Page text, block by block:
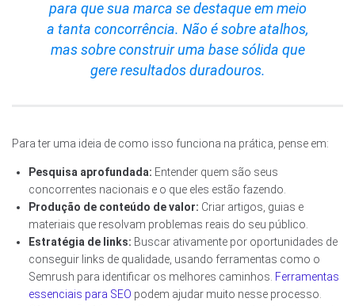
para que sua marca se destaque em meio
a tanta concorrência. Não é sobre atalhos,
mas sobre construir uma base sólida que
gere resultados duradouros.
Para ter uma ideia de como isso funciona na prática, pense em:
Pesquisa aprofundada: Entender quem são seus
concorrentes nacionais e o que eles estão fazendo.
Produção de conteúdo de valor: Criar artigos, guias e
materiais que resolvam problemas reais do seu público.
Estratégia de links: Buscar ativamente por oportunidades de
conseguir links de qualidade, usando ferramentas como o
Semrush para identificar os melhores caminhos. Ferramentas
essenciais para SEO podem ajudar muito nesse processo.